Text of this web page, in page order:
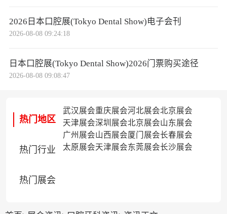
2026日本口腔展(Tokyo Dental Show)电子会刊
2026-08-08 09:24:18
日本口腔展(Tokyo Dental Show)2026门票购买途径
2026-08-08 09:08:47
热门地区
热门行业
热门展会
武汉展会重庆展会河北展会北京展会
天津展会深圳展会北京展会山东展会
广州展会山西展会厦门展会长春展会
太原展会天津展会东莞展会长沙展会